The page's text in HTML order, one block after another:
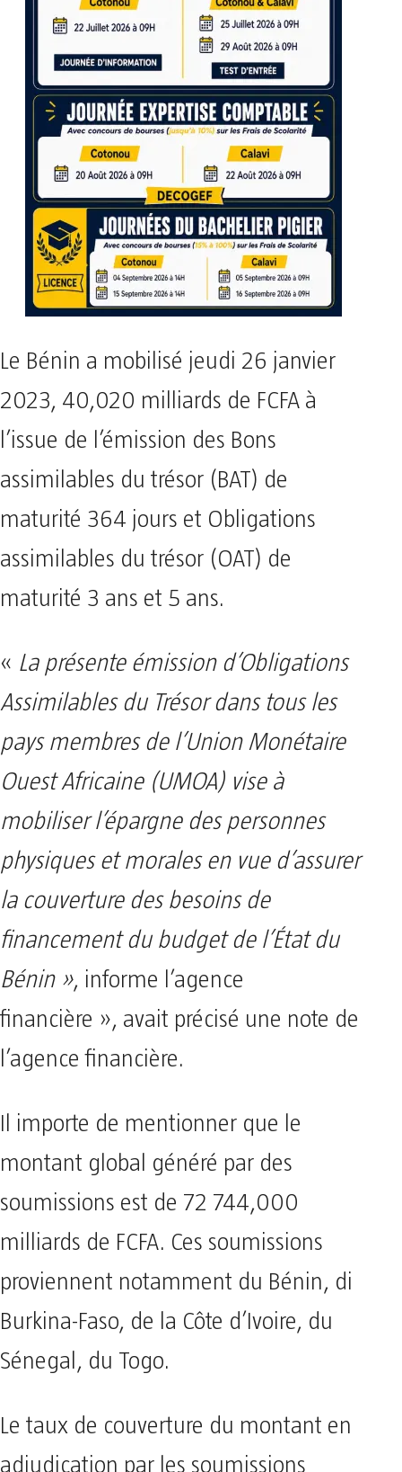
Le Bénin a mobilisé jeudi 26 janvier
2023, 40,020 milliards de FCFA à
l’issue de l’émission des Bons
assimilables du trésor (BAT) de
maturité 364 jours et Obligations
assimilables du trésor (OAT) de
maturité 3 ans et 5 ans.
« La présente émission d’Obligations
Assimilables du Trésor dans tous les
pays membres de l’Union Monétaire
Ouest Africaine (UMOA) vise à
mobiliser l’épargne des personnes
physiques et morales en vue d’assurer
la couverture des besoins de
financement du budget de l’État du
Bénin », informe l’agence
financière », avait précisé une note de
l’agence financière.
Il importe de mentionner que le
montant global généré par des
soumissions est de 72 744,000
milliards de FCFA. Ces soumissions
proviennent notamment du Bénin, di
Burkina-Faso, de la Côte d’Ivoire, du
Sénegal, du Togo.
Le taux de couverture du montant en
adjudication par les soumissions